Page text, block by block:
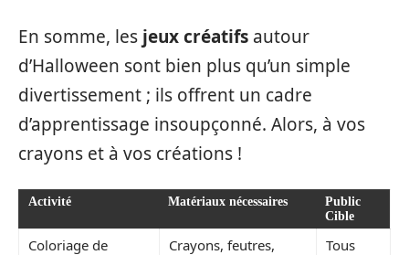
En somme, les jeux créatifs autour
d’Halloween sont bien plus qu’un simple
divertissement ; ils offrent un cadre
d’apprentissage insoupçonné. Alors, à vos
crayons et à vos créations !
Activité Matériaux nécessaires
Public
Cible
Coloriage de
Crayons, feutres,
Tous